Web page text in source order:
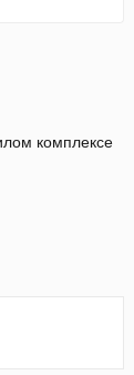
комплексе